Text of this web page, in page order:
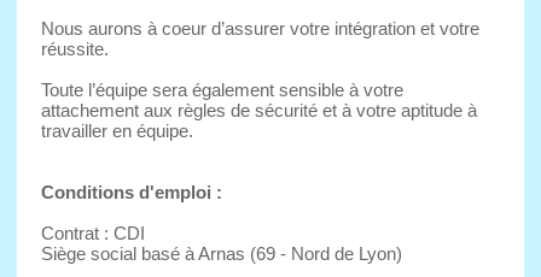
Nous aurons à coeur d’assurer votre intégration et votre
réussite.
Toute l’équipe sera également sensible à votre
attachement aux règles de sécurité et à votre aptitude à
travailler en équipe.
Conditions d'emploi :
Contrat : CDI
Siège social basé à Arnas (69 - Nord de Lyon)